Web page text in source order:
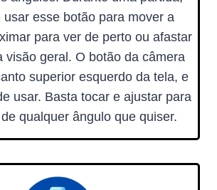
usar esse botão para mover a
para ver de perto ou afastar
visão geral. O botão da câmera
superior esquerdo da tela, e
usar. Basta tocar e ajustar para
qualquer ângulo que quiser.